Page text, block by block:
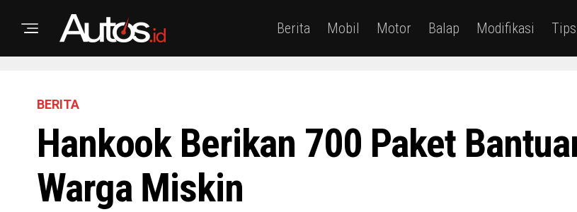
Berita Mobil Motor Balap Modifikasi Tips
BERITA
Hankook Berikan 700 Paket
Warga Miskin